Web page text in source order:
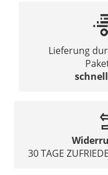
Lieferung
30 TAGE